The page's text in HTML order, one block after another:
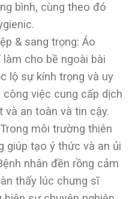
bình, cùng theo đó
& sang trọng: Áo
cho bề ngoài bài
lộ sự kính trọng và uy
việc cung cấp dịch
an toàn và tin cậy.
môi trường thiên
giúp tạo ý thức và an ủi
nhân đền rồng cảm
thấy lúc chưng sĩ